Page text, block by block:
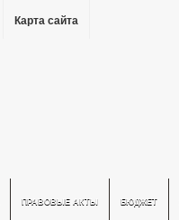
Карта сайта
ПРАВОВЫЕ АКТЫ БЮДЖЕТ